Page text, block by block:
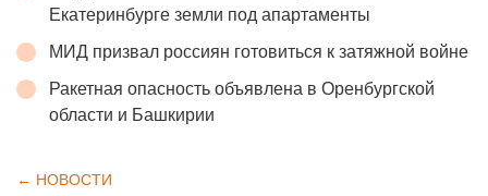
Екатеринбурге земли под апартаменты
МИД призвал россиян готовиться к затяжной войне
Ракетная опасность объявлена в Оренбургской
области и Башкирии
← НОВОСТИ